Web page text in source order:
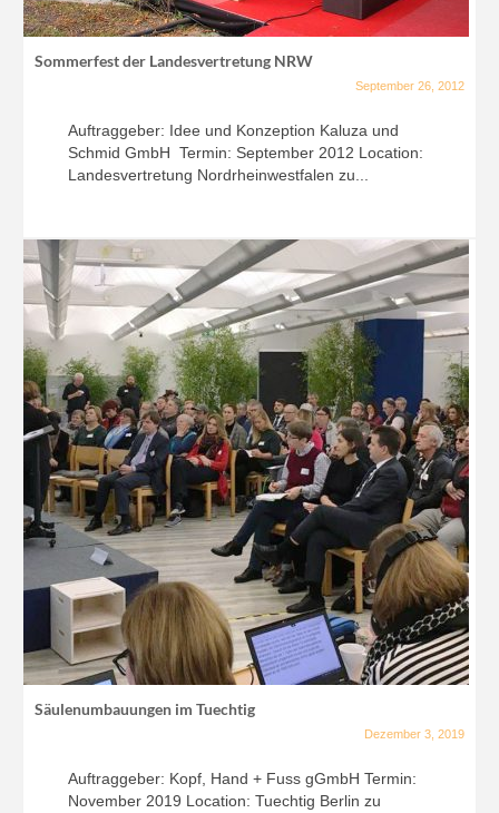
Sommerfest der Landesvertretung NRW
September 26, 2012
Auftraggeber: Idee und Konzeption Kaluza und
Schmid GmbH Termin: September 2012 Location:
Landesvertretung Nordrheinwestfalen zu...
Säulenumbauungen im Tuechtig
Dezember 3, 2019
Auftraggeber: Kopf, Hand + Fuss gGmbH Termin:
November 2019 Location: Tuechtig Berlin zu